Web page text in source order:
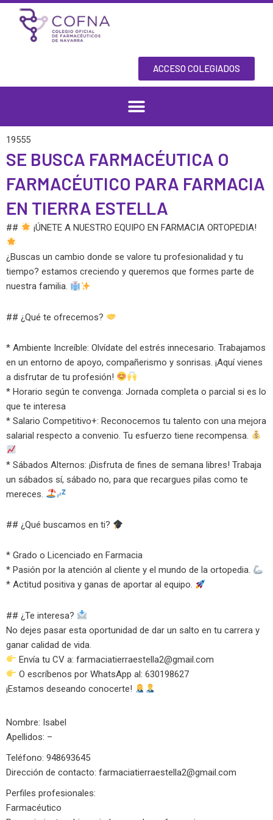
Skip
content
ACCESO COLEGIADOS
19555
SE BUSCA FARMACÉUTICA O
FARMACÉUTICO PARA FARMACIA
EN TIERRA ESTELLA
## ¡ÚNETE A NUESTRO EQUIPO EN FARMACIA ORTOPEDIA!
¿Buscas un cambio donde se valore tu profesionalidad y tu
tiempo? estamos creciendo y queremos que formes parte de
nuestra familia.
## ¿Qué te ofrecemos?
* Ambiente Increíble: Olvídate del estrés innecesario. Trabajamos
en un entorno de apoyo, compañerismo y sonrisas. ¡Aquí vienes
a disfrutar de tu profesión!
* Horario según te convenga: Jornada completa o parcial si es lo
que te interesa
* Salario Competitivo+: Reconocemos tu talento con una mejora
salarial respecto a convenio. Tu esfuerzo tiene recompensa.
* Sábados Alternos: ¡Disfruta de fines de semana libres! Trabaja
un sábados sí, sábado no, para que recargues pilas como te
mereces.
## ¿Qué buscamos en ti?
* Grado o Licenciado en Farmacia
* Pasión por la atención al cliente y el mundo de la ortopedia.
* Actitud positiva y ganas de aportar al equipo.
## ¿Te interesa?
No dejes pasar esta oportunidad de dar un salto en tu carrera y
ganar calidad de vida.
Envía tu CV a:farmaciatierraestella2@gmail.com
O escríbenos por WhatsApp al: 630198627
¡Estamos deseando conocerte!
Nombre: Isabel
Apellidos: –
Teléfono: 948693645
Dirección de contacto: farmaciatierraestella2@gmail.com
Perfiles profesionales:
Farmacéutico